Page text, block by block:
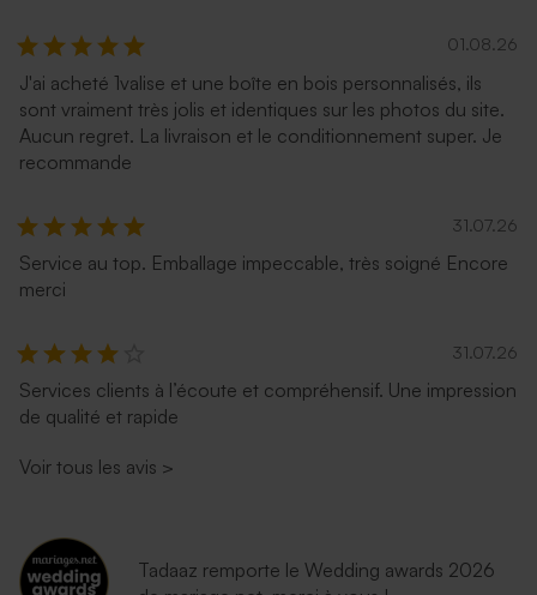
01.08.26
J'ai acheté 1valise et une boîte en bois personnalisés, ils
sont vraiment très jolis et identiques sur les photos du site.
Aucun regret. La livraison et le conditionnement super. Je
recommande
31.07.26
Service au top. Emballage impeccable, très soigné Encore
merci
31.07.26
Services clients à l’écoute et compréhensif. Une impression
de qualité et rapide
Voir tous les avis >
Tadaaz remporte le Wedding awards 2026